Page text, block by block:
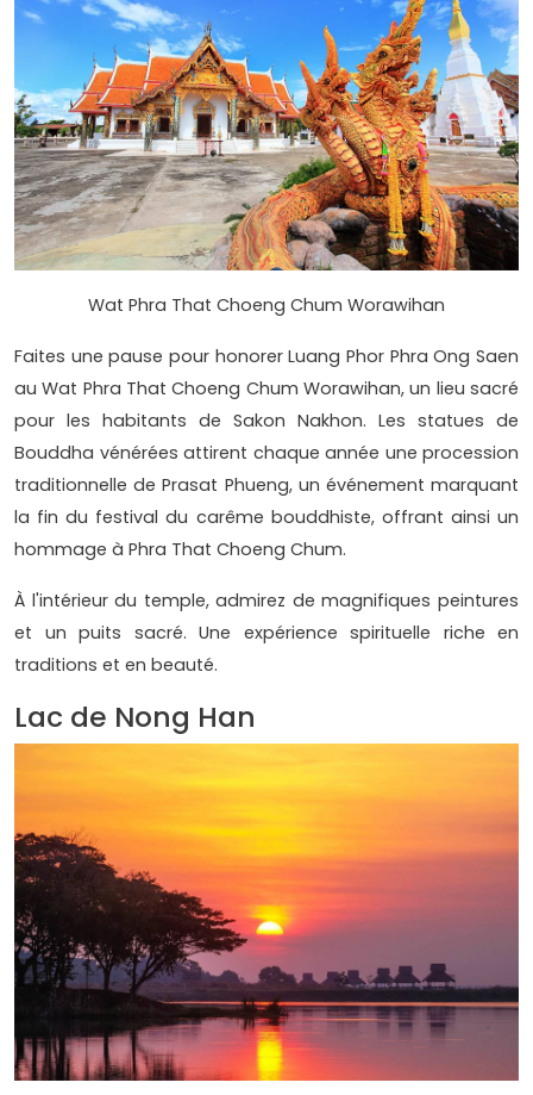
Wat Phra That Choeng Chum Worawihan
Faites une pause pour honorer Luang Phor Phra Ong Saen
au Wat Phra That Choeng Chum Worawihan, un lieu sacré
pour les habitants de Sakon Nakhon. Les statues de
Bouddha vénérées attirent chaque année une procession
traditionnelle de Prasat Phueng, un événement marquant
la fin du festival du carême bouddhiste, offrant ainsi un
hommage à Phra That Choeng Chum.
À l'intérieur du temple, admirez de magnifiques peintures
et un puits sacré. Une expérience spirituelle riche en
traditions et en beauté.
Lac de Nong Han